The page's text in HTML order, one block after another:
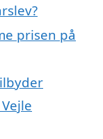
prisen på